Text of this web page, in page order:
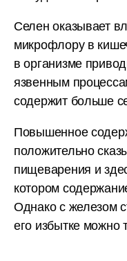
Селен оказывает
микрофлору в
в организме
язвенным
содержит больше
Повышенное
положительно
пищеварения и
котором
Однако с железом
его избытке можно